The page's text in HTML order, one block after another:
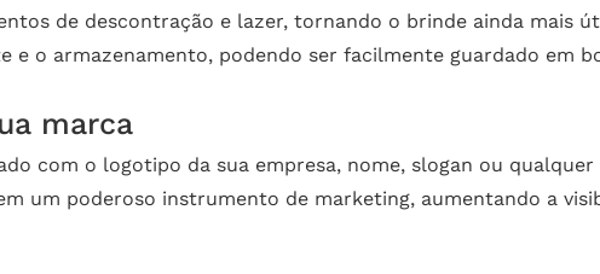
de descontração e lazer, tornando o brinde ainda mais
e o armazenamento, podendo ser facilmente guardado em
marca
com o logotipo da sua empresa, nome, slogan ou
um poderoso instrumento de marketing, aumentando a